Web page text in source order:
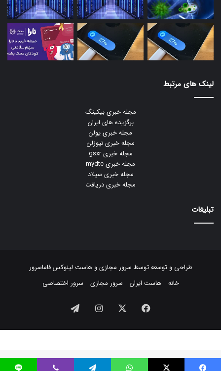
لینک های مرتبط
مجله خبری بیکینگ
برگزیده های ایران
مجله خبری یولن
مجله خبری نیوزلن
مجله خبری gsxr
مجله خبری mydtc
مجله خبری سیلاد
مجله خبری دریافت
تبلیغات
طراحی و توسعه توسط سرور مجازیو هاست لینوکسفاماسرور
خانه
هاست ایران سرور مجازی سرور اختصاصی
فیسبوک ایکس اینستاگرام